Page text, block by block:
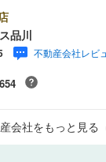
にしています。現地
い住まい探しを進め
！ 不動産キャンペ
イトがもらえる「
す。「資料をもらう
必ずYahoo！ JAPAN
出金と譲渡はできま
。
品川
不動産会社レビ
会社をもっと見る
(
7
11)
)
サービス